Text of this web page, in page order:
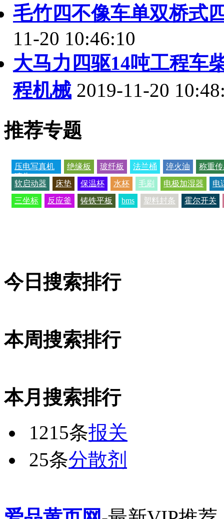
毛竹四不像车单双桥式
11-20 10:46:10
大马力四驱14吨工程车
程机械 2019-11-20
推荐专题
压电写真机
喷头
绝缘板 玻纤板 法兰桶 淬火油
称重
软启动器
床垫 保温杯 水杯 毛刷 电极加湿器
电
三坐标
反应釜 铸铁平板 bms 塑料封条 霍尔开关
今日搜索排行
本周搜索排行
本月搜索排行
1215条报关
25条分散剂